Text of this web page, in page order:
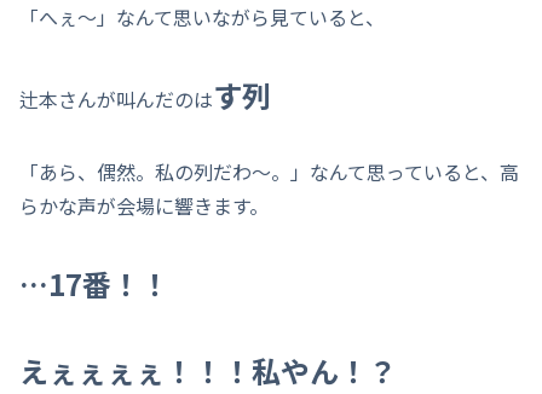
「へぇ～」なんて思いながら見ていると、
辻本さんが叫んだのはす列
「あら、偶然。私の列だわ～。」なんて思っていると、高
らかな声が会場に響きます。
…17番 ！！
えぇぇぇぇ！！！私やん！？